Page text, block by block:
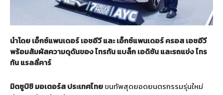
นำโดยเอ็กซ์แพนเดอร์เอชอีวีและเอ็กซ์แพนเดอร์ครอสเอชอีวี
พร้อมสัมผัสความดุดันของไทรทันแบล็กเอดิชันและรถแข่งไทร
ทันแรลลี่คาร์
มิตซูบิชิมอเตอร์สประเทศไทยขนทัพสุดยอดยนตรกรรมรุ่นใหม่